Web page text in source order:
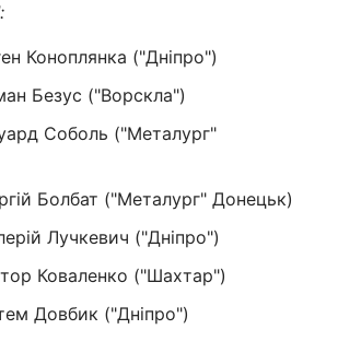
Коноплянка ("Дніпро")
Безус ("Ворскла")
Соболь ("Металург"
Болбат ("Металург" Донецьк)
Лучкевич ("Дніпро")
Коваленко ("Шахтар")
Довбик ("Дніпро")